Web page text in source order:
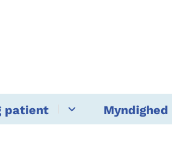
patient Myndighed